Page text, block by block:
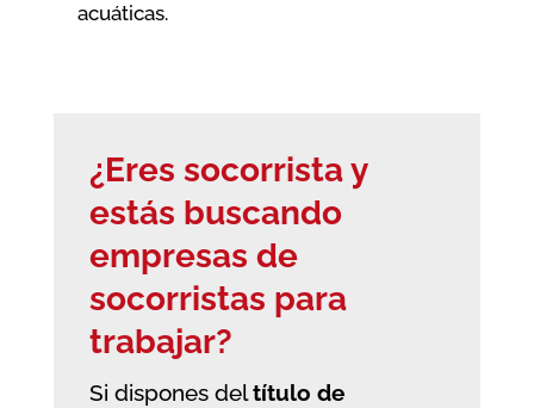
acuáticas.
¿Eres socorrista y
estás buscando
empresas de
socorristas para
trabajar?
Si dispones deltítulo de